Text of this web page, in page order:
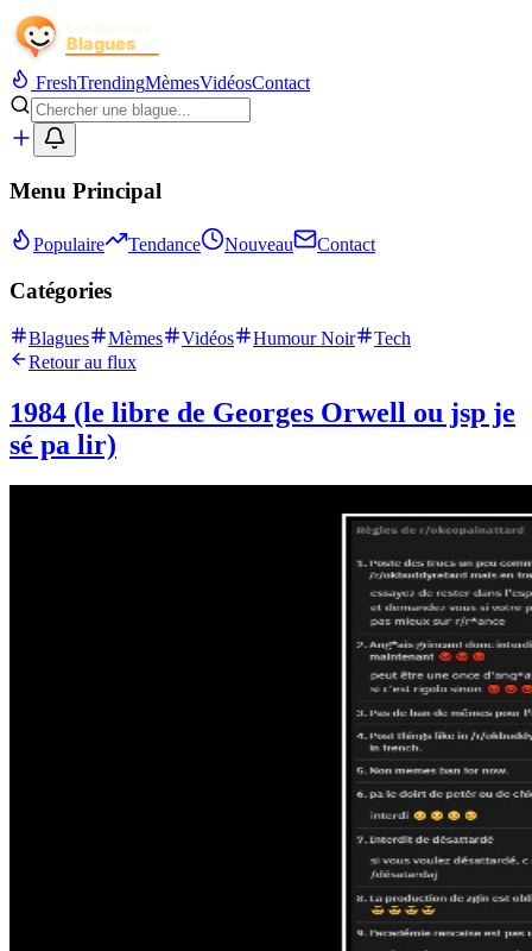
FreshTrendingMèmesVidéosContact
Menu Principal
Populaire Tendance Nouveau Contact
Catégories
Blagues Mèmes Vidéos Humour Noir
Tech
Retour au flux
1984 (le libre de Georges Orwell ou jsp je
sé pa lir)